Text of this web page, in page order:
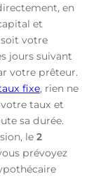
en
et
soit votre
jours suivant
votre prêteur.
fixe, rien ne
taux et
sa durée.
le 2
prévoyez